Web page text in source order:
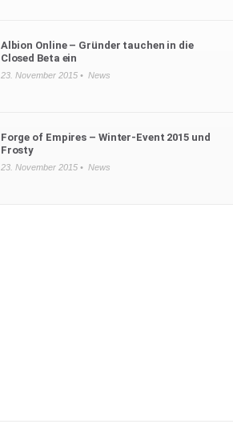
Albion Online – Gründer tauchen in die
Closed Beta ein
23. November 2015 • News
Forge of Empires – Winter-Event 2015 und
Frosty
23. November 2015 • News